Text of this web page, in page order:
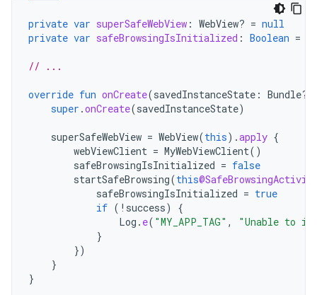
private var superSafeWebView : WebView? = null
private var safeBrowsingIsInitialized : Boolean =
// ...
override fun onCreate(savedInstanceState : Bundle?)
super .onCreate(savedInstanceState)
superSafeWebView = WebView(this).apply {
webViewClient = MyWebViewClient()
safeBrowsingIsInitialized = false
startSafeBrowsing(this
safeBrowsingIsInitialized = true
if ( ! success)
{
Log . e( "MY_APP_TAG" ,
"Unable to
}
})
}
}